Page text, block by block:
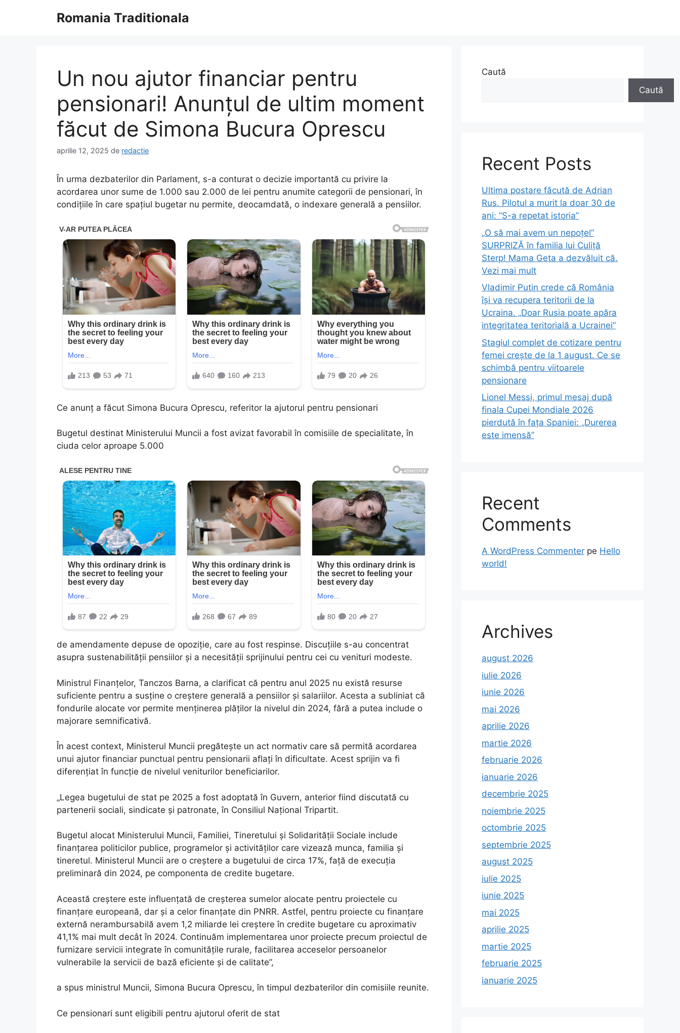
Romania Traditionala
Un nou ajutor financiar pentru
pensionari! Anunțul de ultim moment
făcut de Simona Bucura Oprescu
aprilie 12, 2025 de redactie
În urma dezbaterilor din Parlament, s-a conturat o decizie importantă cu privire la
acordarea unor sume de 1.000 sau 2.000 de lei pentru anumite categorii de pensionari, în
condițiile în care spațiul bugetar nu permite, deocamdată, o indexare generală a pensiilor.
Ce anunț a făcut Simona Bucura Oprescu, referitor la ajutorul pentru pensionari
Bugetul destinat Ministerului Muncii a fost avizat favorabil în comisiile de specialitate, în
ciuda celor aproape 5.000
de amendamente depuse de opoziție, care au fost respinse. Discuțiile s-au concentrat
asupra sustenabilității pensiilor și a necesității sprijinului pentru cei cu venituri modeste.
Ministrul Finanțelor, Tanczos Barna, a clarificat că pentru anul 2025 nu există resurse
suficiente pentru a susține o creștere generală a pensiilor și salariilor. Acesta a subliniat că
fondurile alocate vor permite menținerea plăților la nivelul din 2024, fără a putea include o
majorare semnificativă.
În acest context, Ministerul Muncii pregătește un act normativ care să permită acordarea
unui ajutor financiar punctual pentru pensionarii aflați în dificultate. Acest sprijin va fi
diferențiat în funcție de nivelul veniturilor beneficiarilor.
„Legea bugetului de stat pe 2025 a fost adoptată în Guvern, anterior fiind discutată cu
partenerii sociali, sindicate şi patronate, în Consiliul Naţional Tripartit.
Bugetul alocat Ministerului Muncii, Familiei, Tineretului şi Solidarităţii Sociale include
finanţarea politicilor publice, programelor şi activităţilor care vizează munca, familia şi
tineretul. Ministerul Muncii are o creştere a bugetului de circa 17%, faţă de execuţia
preliminară din 2024, pe componenta de credite bugetare.
Această creştere este influenţată de creşterea sumelor alocate pentru proiectele cu
finanţare europeană, dar şi a celor finanţate din PNRR. Astfel, pentru proiecte cu finanţare
externă nerambursabilă avem 1,2 miliarde lei creştere în credite bugetare cu aproximativ
41,1% mai mult decât în 2024. Continuăm implementarea unor proiecte precum proiectul de
furnizare servicii integrate în comunităţile rurale, facilitarea acceselor persoanelor
vulnerabile la servicii de bază eficiente şi de calitate”,
a spus ministrul Muncii, Simona Bucura Oprescu, în timpul dezbaterilor din comisiile reunite.
Ce pensionari sunt eligibili pentru ajutorul oferit de stat
Caută
Caută
Recent Posts
Ultima postare făcută de Adrian
Rus. Pilotul a murit la doar 30 de
ani: ”S-a repetat istoria”
„O să mai avem un nepoțel”
SURPRIZĂ în familia lui Culiță
Sterp! Mama Geta a dezvăluit că.
Vezi mai mult
Vladimir Putin crede că România
își va recupera teritorii de la
Ucraina. „Doar Rusia poate apăra
integritatea teritorială a Ucrainei”
Stagiul complet de cotizare pentru
femei crește de la 1 august. Ce se
schimbă pentru viitoarele
pensionare
Lionel Messi, primul mesaj după
finala Cupei Mondiale 2026
pierdută în fața Spaniei: „Durerea
este imensă”
Recent
Comments
A WordPress Commenter pe Hello
world!
Archives
august 2026
iulie 2026
iunie 2026
mai 2026
aprilie 2026
martie 2026
februarie 2026
ianuarie 2026
decembrie 2025
noiembrie 2025
octombrie 2025
septembrie 2025
august 2025
iulie 2025
iunie 2025
mai 2025
aprilie 2025
martie 2025
februarie 2025
ianuarie 2025